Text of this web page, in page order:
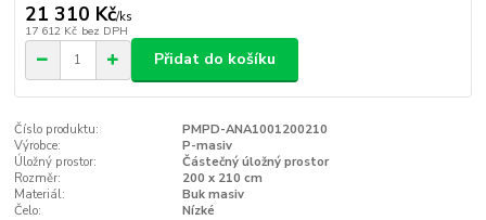
21 310 Kč/ks
17 612 Kč bez DPH
Přidat do košíku
Číslo produktu:
PMPD-ANA1001200210
Výrobce:
P-masiv
Úložný prostor:
Částečný úložný prostor
Rozměr:
200 x 210 cm
Materiál:
Buk masiv
Čelo:
Nízké